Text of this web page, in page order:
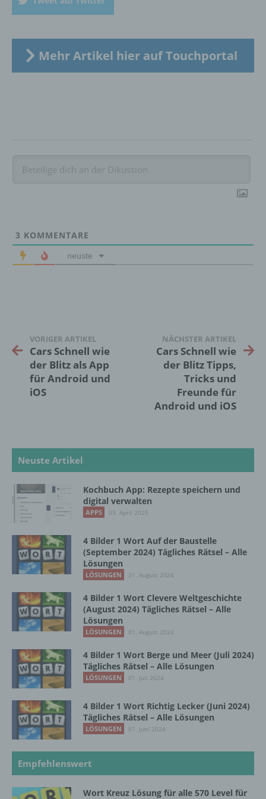
Mehr Artikel hier auf Touchportal
3 KOMMENTARE
neuste
VORIGER ARTIKEL
Cars Schnell wie
der Blitz als App
für Android und
iOS
NÄCHSTER ARTIKEL
Cars Schnell wie
der Blitz Tipps,
Tricks und
Freunde für
Android und iOS
Neuste Artikel
Kochbuch App: Rezepte speichern und
digital verwalten
APPS 03. April 2025
4 Bilder 1 Wort Auf der Baustelle
(September 2024) Tägliches Rätsel – Alle
Lösungen
LÖSUNGEN 31. August 2024
4 Bilder 1 Wort Clevere Weltgeschichte
(August 2024) Tägliches Rätsel – Alle
Lösungen
LÖSUNGEN 01. August 2024
4 Bilder 1 Wort Berge und Meer (Juli 2024)
Tägliches Rätsel – Alle Lösungen
LÖSUNGEN 01. Juli 2024
4 Bilder 1 Wort Richtig Lecker (Juni 2024)
Tägliches Rätsel – Alle Lösungen
LÖSUNGEN 01. Juni 2024
Empfehlenswert
Wort Kreuz Lösung für alle 570 Level für
d) Einschränkung der Verarbeitung
e) Profiling
personenbezogenen Daten verwendet
werden, um bestimmte persönliche Aspekte,
die sich auf eine natürliche Person beziehen,
natürlichen Person zu analysieren oder
vorherzusagen.
ohne Hinzuziehung zusätzlicher
Informationen nicht mehr einer spezifischen
betroffenen Person zugeordnet werden
können, sofern diese zusätzlichen
Informationen gesondert aufbewahrt werden
und technischen und organisatorischen
dass die personenbezogenen Daten nicht
einer identifizierten oder identifizierbaren
natürlichen Person zugewiesen werden.
g) Verantwortlicher oder für die Verarbeitung
Verantwortlicher
Verantwortlicher oder für die Verarbeitung
Verantwortlicher ist die natürliche oder
juristische Person, Behörde, Einrichtung
oder andere Stelle, die allein oder
gemeinsam mit anderen über die Zwecke
personenbezogenen Daten entscheidet.
Sind die Zwecke und Mittel dieser
Verarbeitung durch das Unionsrecht oder
das Recht der Mitgliedstaaten vorgegeben,
so kann der Verantwortliche
beziehungsweise können die bestimmten
Kriterien seiner Benennung nach dem
Unionsrecht oder dem Recht der